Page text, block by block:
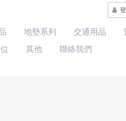
地墊系列 交通用品
其他 聯絡我們